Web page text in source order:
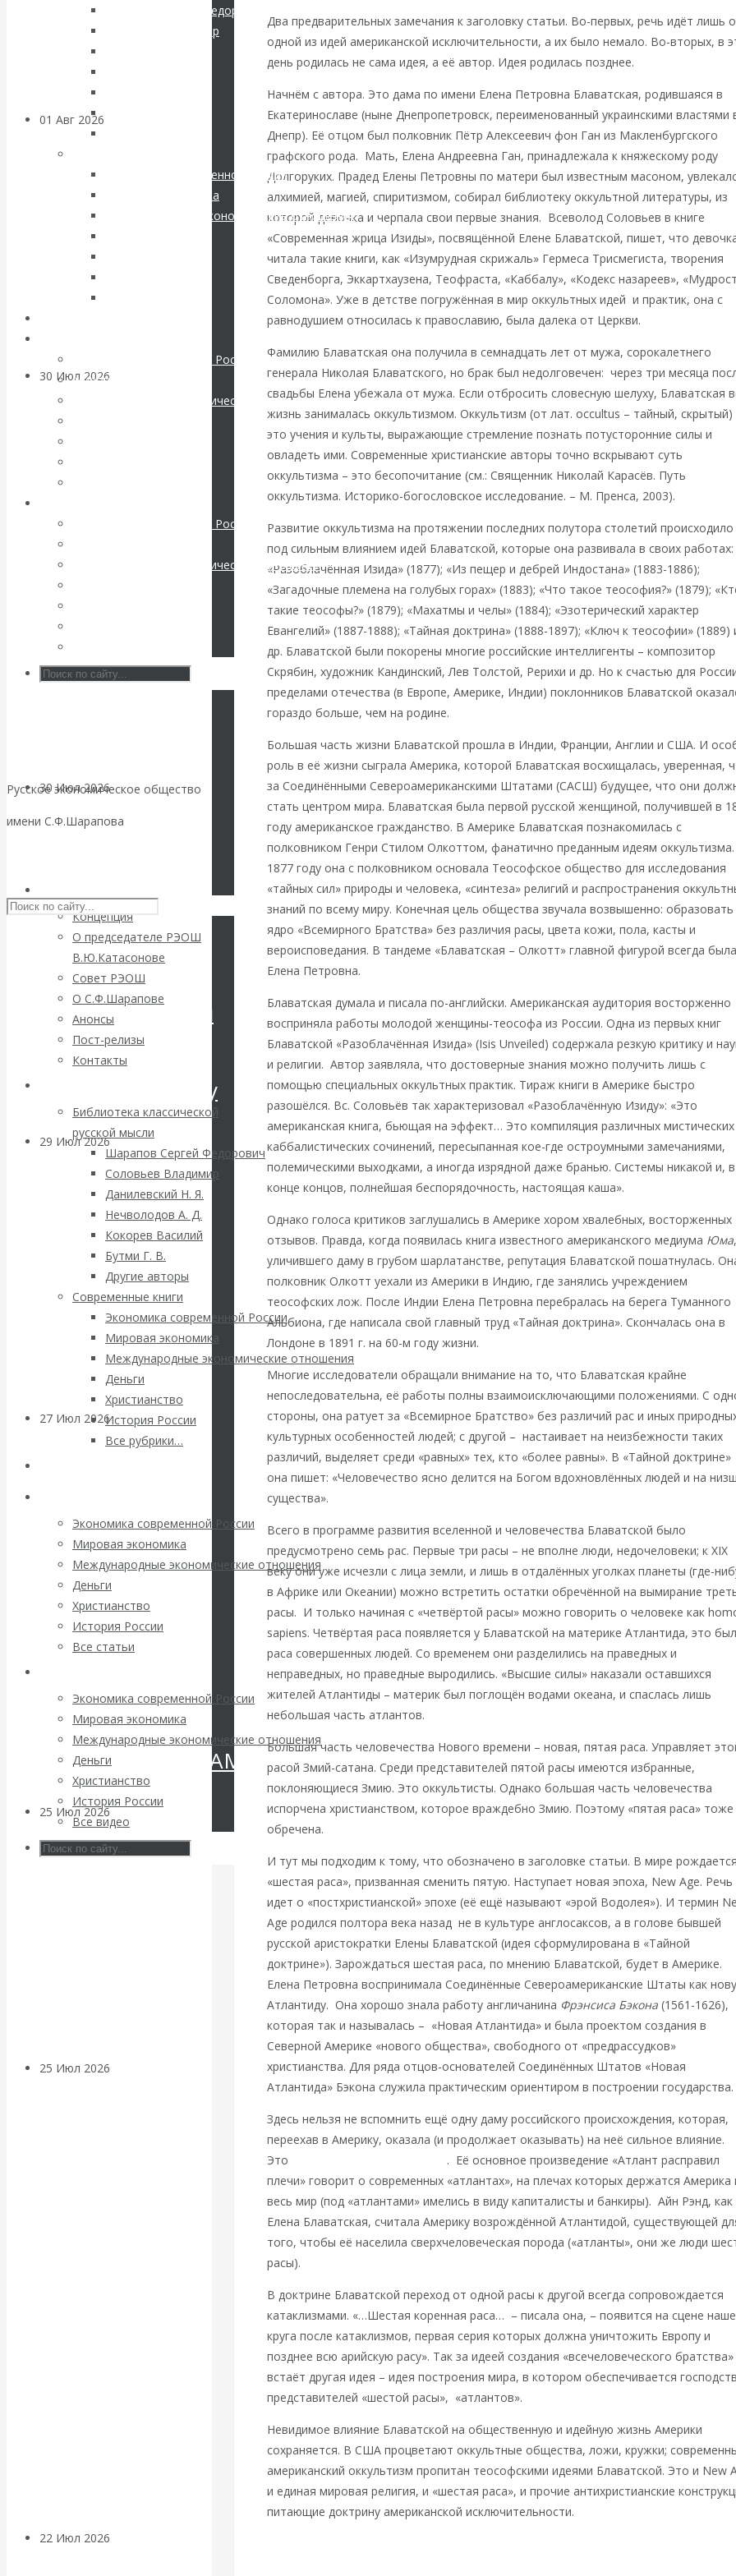
Шарапов Сергей Федорович
Соловьев Владимир
Экономика современной России
Мировая экономика
Международные экономические отношения
Экономика современной России
Мировая экономика
Международные экономические отношения
Экономика современной России
Международные экономические отношения
Русское экономическое общество
имени С.Ф.Шарапова
Концепция
О председателе РЭОШ
В.Ю.Катасонове
Совет РЭОШ
О С.Ф.Шарапове
Анонсы
Пост-релизы
Контакты
Библиотека классической
русской мысли
Шарапов Сергей Федорович
Соловьев Владимир
Данилевский Н. Я.
Нечволодов А. Д.
Кокорев Василий
Бутми Г. В.
Другие авторы
Современные книги
Экономика современной России
Мировая экономика
Международные экономические отношения
Деньги
Христианство
История России
Все рубрики…
Экономика современной России
Мировая экономика
Международные экономические отношения
Деньги
Христианство
История России
Все статьи
Экономика современной России
Мировая экономика
Международные экономические отношения
Деньги
Христианство
История России
Все видео
банковских
счетов
01 Авг 2026
ВАлентин
Катасонов.
Саммит НАТО в
Турции: Drang
30 Июл 2026
Валентин
Катасонов. Кто
погоду на
финансовых
рынках?
Минфины хотят
30 Июл 2026Цифровая
Катасонов.
Искусственный
интеллект —
революционный
переход к
посткапитализму
29 Июл 2026Мировая
финансовая олигархия
Валентин
Катасонов.
«Мировые
ростовщики»:
вчера и сегодня
27 Июл 2026Мировая
валютная система
КАтасонов.
«МЕТОД
ОТМЫВАНИЯ
ДЕНЕГ»: КИТАЙ
КРИПТОВАЛЮТАМИ
25 Июл 2026Геополитика
Валентин
25 Июл 2026
22 Июл 2026
Два предварительных замечания к заголовку статьи. Во-первых, речь идёт лишь
одной из идей американской исключительности, а их было немало. Во-вторых, в
день родилась не сама идея, а её автор. Идея родилась позднее.
Начнём с автора. Это дама по имени Елена Петровна Блаватская, родившаяся в
Екатеринославе (ныне Днепропетровск, переименованный украинскими властями
Днепр). Её отцом был полковник Пётр Алексеевич фон Ган из Макленбургского
графского рода. Мать, Елена Андреевна Ган, принадлежала к княжескому роду
Долгоруких. Прадед Елены Петровны по матери был известным масоном,
алхимией, магией, спиритизмом, собирал библиотеку оккультной литературы, из
которой девочка и черпала свои первые знания. Всеволод Соловьев в книге
«Современная жрица Изиды», посвящённой Елене Блаватской, пишет, что
читала такие книги, как «Изумрудная скрижаль» Гермеса Трисмегиста, творения
Сведенборга, Эккартхаузена, Теофраста, «Каббалу», «Кодекс назареев»,
Соломона». Уже в детстве погружённая в мир оккультных идей и практик, она с
равнодушием относилась к православию, была далека от Церкви.
Фамилию Блаватская она получила в семнадцать лет от мужа, сорокалетнего
генерала Николая Блаватского, но брак был недолговечен: через три месяца
свадьбы Елена убежала от мужа. Если отбросить словесную шелуху, Блаватская
жизнь занималась оккультизмом. Оккультизм (от лат. occultus – тайный, скрытый)
это учения и культы, выражающие стремление познать потусторонние силы и
овладеть ими. Современные христианские авторы точно вскрывают суть
оккультизма – это бесопочитание (см.: Священник Николай Карасёв. Путь
оккультизма. Историко-богословское исследование. – М. Пренса, 2003).
Развитие оккультизма на протяжении последних полутора столетий происходило
под сильным влиянием идей Блаватской, которые она развивала в своих работах:
«Разоблачённая Изида» (1877); «Из пещер и дебрей Индостана» (1883-1886);
«Загадочные племена на голубых горах» (1883); «Что такое теософия?» (1879);
такие теософы?» (1879); «Махатмы и челы» (1884); «Эзотерический характер
Евангелий» (1887-1888); «Тайная доктрина» (1888-1897); «Ключ к теософии» (1889)
др. Блаватской были покорены многие российские интеллигенты – композитор
Скрябин, художник Кандинский, Лев Толстой, Рерихи и др. Но к счастью для
пределами отечества (в Европе, Америке, Индии) поклонников Блаватской
гораздо больше, чем на родине.
Большая часть жизни Блаватской прошла в Индии, Франции, Англии и США. И
роль в её жизни сыграла Америка, которой Блаватская восхищалась, уверенная,
за Соединёнными Североамериканскими Штатами (САСШ) будущее, что они
стать центром мира. Блаватская была первой русской женщиной, получившей в
году американское гражданство. В Америке Блаватская познакомилась с
полковником Генри Стилом Олкоттом, фанатично преданным идеям
1877 году она с полковником основала Теософское общество для исследования
«тайных сил» природы и человека, «синтеза» религий и распространения
знаний по всему миру. Конечная цель общества звучала возвышенно: образовать
ядро «Всемирного Братства» без различия расы, цвета кожи, пола, касты и
вероисповедания. В тандеме «Блаватская – Олкотт» главной фигурой всегда была
Елена Петровна.
Блаватская думала и писала по-английски. Американская аудитория восторженно
восприняла работы молодой женщины-теософа из России. Одна из первых книг
Блаватской «Разоблачённая Изида» (Isis Unveiled) содержала резкую критику и
и религии. Автор заявляла, что достоверные знания можно получить лишь с
помощью специальных оккультных практик. Тираж книги в Америке быстро
разошёлся. Вс. Соловьёв так характеризовал «Разоблачённую Изиду»: «Это
американская книга, бьющая на эффект… Это компиляция различных мистических
каббалистических сочинений, пересыпанная кое-где остроумными замечаниями,
полемическими выходками, а иногда изрядной даже бранью. Системы никакой и, в
конце концов, полнейшая беспорядочность, настоящая каша».
Однако голоса критиков заглушались в Америке хором хвалебных, восторженных
отзывов. Правда, когда появилась книга известного американского медиума Юма,
уличившего даму в грубом шарлатанстве, репутация Блаватской пошатнулась.
полковник Олкотт уехали из Америки в Индию, где занялись учреждением
теософских лож. После Индии Елена Петровна перебралась на берега Туманного
Альбиона, где написала свой главный труд «Тайная доктрина». Скончалась она в
Лондоне в 1891 г. на 60-м году жизни.
Многие исследователи обращали внимание на то, что Блаватская крайне
непоследовательна, её работы полны взаимоисключающими положениями. С
стороны, она ратует за «Всемирное Братство» без различий рас и иных
культурных особенностей людей; с другой – настаивает на неизбежности таких
различий, выделяет среди «равных» тех, кто «более равны». В «Тайной доктрине»
она пишет: «Человечество ясно делится на Богом вдохновлённых людей и на
существа».
Всего в программе развития вселенной и человечества Блаватской было
предусмотрено семь рас. Первые три расы – не вполне люди, недочеловеки; к XIX
веку они уже исчезли с лица земли, и лишь в отдалённых уголках планеты (где-
в Африке или Океании) можно встретить остатки обречённой на вымирание
расы. И только начиная с «четвёртой расы» можно говорить о человеке как
sapiens. Четвёртая раса появляется у Блаватской на материке Атлантида, это
раса совершенных людей. Со временем они разделились на праведных и
неправедных, но праведные выродились. «Высшие силы» наказали оставшихся
жителей Атлантиды – материк был поглощён водами океана, и спаслась лишь
небольшая часть атлантов.
Большая часть человечества Нового времени – новая, пятая раса. Управляет
расой Змий-сатана. Среди представителей пятой расы имеются избранные,
поклоняющиеся Змию. Это оккультисты. Однако большая часть человечества
испорчена христианством, которое враждебно Змию. Поэтому «пятая раса» тоже
обречена.
И тут мы подходим к тому, что обозначено в заголовке статьи. В мире рождается
«шестая раса», призванная сменить пятую. Наступает новая эпоха, New Age. Речь
идет о «постхристианской» эпохе (её ещё называют «эрой Водолея»). И термин
Age родился полтора века назад не в культуре англосаксов, а в голове бывшей
русской аристократки Елены Блаватской (идея сформулирована в «Тайной
доктрине»). Зарождаться шестая раса, по мнению Блаватской, будет в Америке.
Елена Петровна воспринимала Соединённые Североамериканские Штаты как
Атлантиду. Она хорошо знала работу англичанина Фрэнсиса Бэкона (1561-1626),
которая так и называлась – «Новая Атлантида» и была проектом создания в
Северной Америке «нового общества», свободного от «предрассудков»
христианства. Для ряда отцов-основателей Соединённых Штатов «Новая
Атлантида» Бэкона служила практическим ориентиром в построении государства.
Здесь нельзя не вспомнить ещё одну даму российского происхождения, которая,
переехав в Америку, оказала (и продолжает оказывать) на неё сильное влияние.
Это
. Её основное произведение «Атлант расправил
плечи» говорит о современных «атлантах», на плечах которых держатся Америка
весь мир (под «атлантами» имелись в виду капиталисты и банкиры). Айн Рэнд, как
Елена Блаватская, считала Америку возрождённой Атлантидой, существующей
того, чтобы её населила сверхчеловеческая порода («атланты», они же люди
расы).
В доктрине Блаватской переход от одной расы к другой всегда сопровождается
катаклизмами. «…Шестая коренная раса… – писала она, – появится на сцене
круга после катаклизмов, первая серия которых должна уничтожить Европу и
позднее всю арийскую расу». Так за идеей создания «всечеловеческого братства»
встаёт другая идея – идея построения мира, в котором обеспечивается
представителей «шестой расы», «атлантов».
Невидимое влияние Блаватской на общественную и идейную жизнь Америки
сохраняется. В США процветают оккультные общества, ложи, кружки;
американский оккультизм пропитан теософскими идеями Блаватской. Это и New
и единая мировая религия, и «шестая раса», и прочие антихристианские
питающие доктрину американской исключительности.